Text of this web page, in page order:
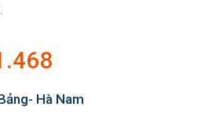
Hà Nam